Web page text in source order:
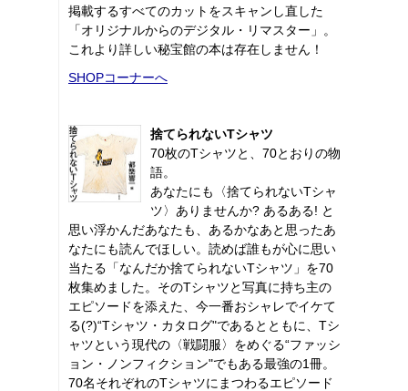
掲載するすべてのカットをスキャンし直した
「オリジナルからのデジタル・リマスター」。
これより詳しい秘宝館の本は存在しません！
SHOPコーナーへ
捨てられないTシャツ
70枚のTシャツと、70とおりの物
語。
あなたにも〈捨てられないTシャ
ツ〉ありませんか? あるある! と
思い浮かんだあなたも、あるかなあと思ったあ
なたにも読んでほしい。読めば誰もが心に思い
当たる「なんだか捨てられないTシャツ」を70
枚集めました。そのTシャツと写真に持ち主の
エピソードを添えた、今一番おシャレでイケて
る(?)“Tシャツ・カタログ"であるとともに、Tシ
ャツという現代の〈戦闘服〉をめぐる“ファッシ
ョン・ノンフィクション"でもある最強の1冊。
70名それぞれのTシャツにまつわるエピソード